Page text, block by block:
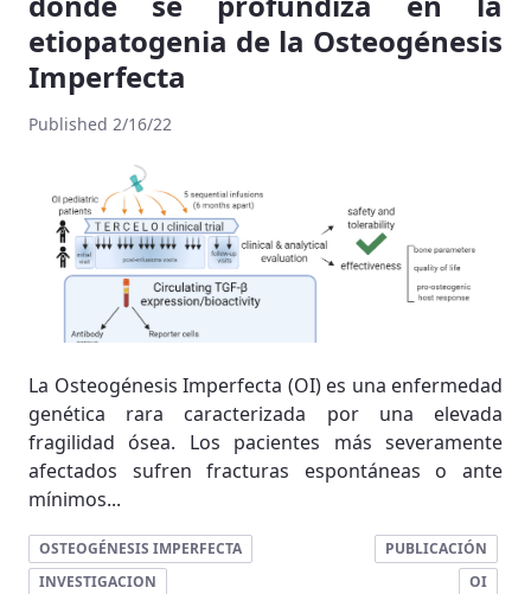
etiopatogenia de la Osteogénesis
Imperfecta
Published 2/16/22
La Osteogénesis Imperfecta (OI) es una enfermedad
genética rara caracterizada por una elevada
fragilidad ósea. Los pacientes más severamente
afectados sufren fracturas espontáneas o ante
mínimos...
OSTEOGÉNESIS IMPERFECTA
PUBLICACIÓN
INVESTIGACION
OI